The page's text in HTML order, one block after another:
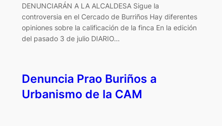
DENUNCIARÁN A LA ALCALDESA Sigue la
controversia en el Cercado de Burriños Hay diferentes
opiniones sobre la calificación de la finca En la edición
del pasado 3 de julio DIARIO…
Denuncia Prao Buriños a
Urbanismo de la CAM